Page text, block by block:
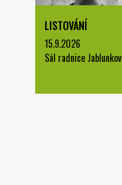
LISTOVÁNÍ
15.9.2026
Sál radnice Jablunkov